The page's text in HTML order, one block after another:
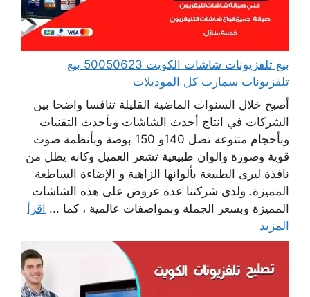
بيع تلفزيونات شاشات الكويت 50050623 بيع
تلفزيونات سمارت كل الموديلات
أصبح خلال السنوات الماضية القليلة تنافسا واضحا بين
الشركات في انتاج أحدث الشاشات وبأحدث التقنيات
وبأحجام متنوعة تصل 140و 150 بوصة وبأنظمة صوت
قوية وصورة والوان طبيعية تشعر العميل وكانه يطل من
نافذة ليرى الطبيعة بألوانها الزاهية و الإضاءة الساطعة
المميزة. ولدى شركتنا عدة عروض على هذه الشاشات
المميزة وبسعر الجملة وبمواصفات عالمية ، كما ... اقرأ
المزيد